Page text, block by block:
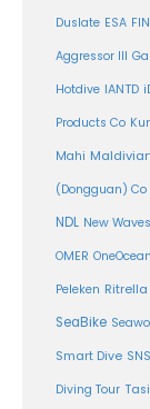
Duslate ESA
Aggressor III
Hotdive IANTD
Products Co
Mahi
(Dongguan) Co
NDL New Waves
OMER OneOcean
Peleken Ritrella
SeaBike
Smart Dive
Diving Tour